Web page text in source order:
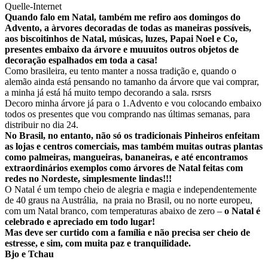
Quelle-Internet
Quando falo em Natal, também me refiro aos domingos do
Advento, a àrvores decoradas de todas as maneiras possíveis,
aos biscoitinhos de Natal, músicas, luzes, Papai Noel e Co,
presentes embaixo da árvore e muuuitos outros objetos de
decoração espalhados em toda a casa!
Como brasileira, eu tento manter a nossa tradição e, quando o
alemão ainda está pensando no tamanho da árvore que vai comprar,
a minha já está há muito tempo decorando a sala. rsrsrs
Decoro minha árvore já para o 1.Advento e vou colocando embaixo
todos os presentes que vou comprando nas últimas semanas, para
distribuir no dia 24.
No Brasil, no entanto, não só os tradicionais Pinheiros enfeitam
as lojas e centros comerciais, mas também muitas outras plantas
como palmeiras, mangueiras, bananeiras, e até encontramos
extraordinários exemplos como árvores de Natal feitas com
redes no Nordeste, simplesmente lindas!!!
O Natal é um tempo cheio de alegria e magia e independentemente
de 40 graus na Austrália, na praia no Brasil, ou no norte europeu,
com um Natal branco, com temperaturas abaixo de zero – o Natal é
celebrado e apreciado em todo lugar!
Mas deve ser curtido com a família e não precisa ser cheio de
estresse, e sim, com muita paz e tranquilidade.
Bjo e Tchau